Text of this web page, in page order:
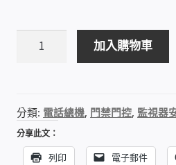
自動控制PLC專案設計-
電子鎖安裝-實績案例
電腦資訊-實績案例
盜
報
警
加入購物車
分類: 電話總機, 門禁門控,監視器
分享此文：
列印 電子郵件